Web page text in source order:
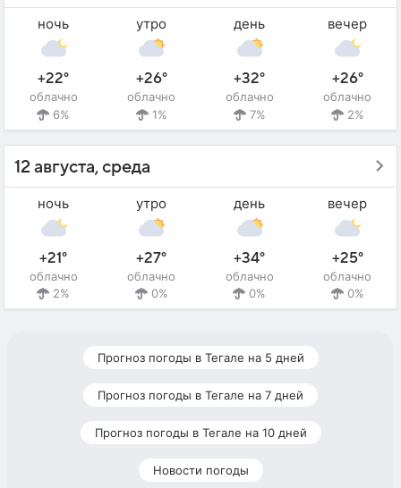
ночь
+22°
облачно
6%
утро
+26°
облачно
1%
день
+32°
облачно
7%
вечер
+26°
облачно
2%
12 августа, среда
ночь
+21°
облачно
2%
утро
+27°
облачно
0%
день
+34°
облачно
0%
вечер
+25°
облачно
0%
Прогноз погоды в Тегале на 5 дней
Прогноз погоды в Тегале на 7 дней
Прогноз погоды в Тегале на 10 дней
Новости погоды